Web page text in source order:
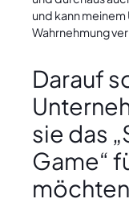
und kann
Wahrnehmung
Darauf
sie das
Game“
möchten